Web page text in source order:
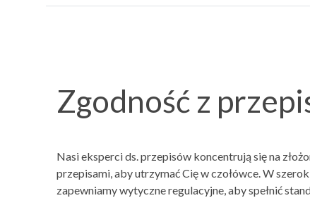
Zgodność z
Nasi eksperci ds. przepisów koncentrują się na
przepisami, aby utrzymać Cię w czołówce. W
zapewniamy wytyczne regulacyjne, aby spełnić